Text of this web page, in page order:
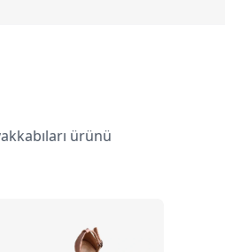
ürünü